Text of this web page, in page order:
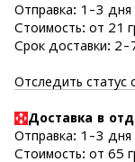
Отправка: 1-3 дня
Стоимость: от 21
Срок доставки: 2-
Отследить статус
Доставка в
Отправка: 1-3 дня
Стоимость: от 65